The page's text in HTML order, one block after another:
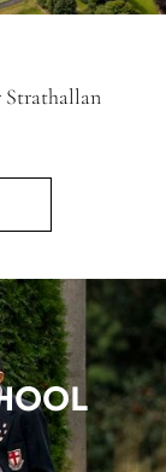
Strathallan